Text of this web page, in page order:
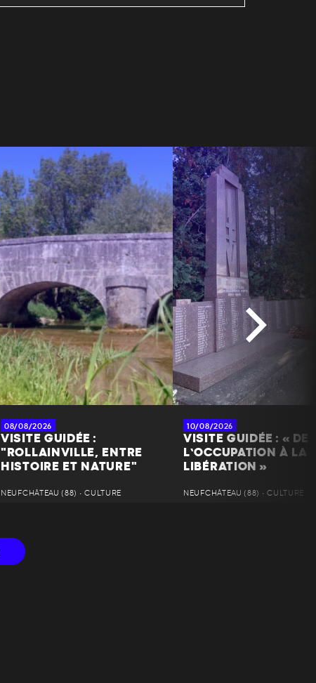
08/08/2026
VISITE GUIDÉE :
"ROLLAINVILLE, ENTRE
HISTOIRE ET NATURE"
NEUFCHÂTEAU (88) • CULTURE
10/08/2026
VISITE GUIDÉE : « DE
L’OCCUPATION À LA
LIBÉRATION »
NEUFCHÂTEAU (88) • CULTURE